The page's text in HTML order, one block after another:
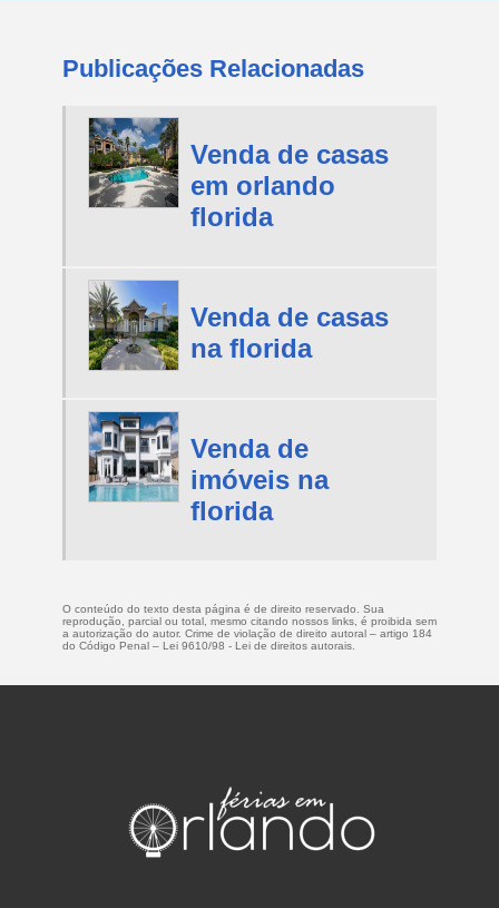
Publicações Relacionadas
Venda de casas
em orlando
florida
Venda de casas
na florida
Venda de
imóveis na
florida
O conteúdo do texto desta página é de direito reservado. Sua
reprodução, parcial ou total, mesmo citando nossos links, é proibida sem
a autorização do autor. Crime de violação de direito autoral – artigo 184
do Código Penal – Lei 9610/98 - Lei de direitos autorais